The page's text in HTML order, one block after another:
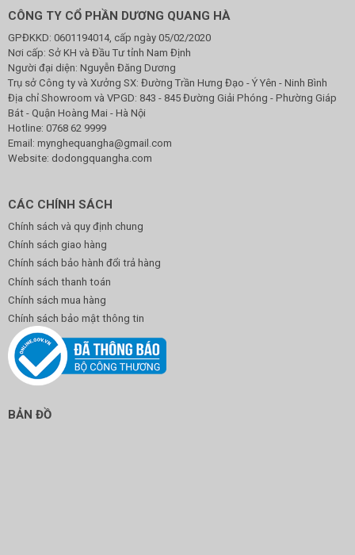
CÔNG TY CỔ PHẦN DƯƠNG QUANG HÀ
GPĐKKD: 0601194014, cấp ngày 05/02/2020
Nơi cấp: Sở KH và Đầu Tư tỉnh Nam Định
Người đại diện: Nguyễn Đăng Dương
Trụ sở Công ty và Xưởng SX: Đường Trần Hưng Đạo - Ý Yên - Ninh Bình
Địa chỉ Showroom và VPGD: 843 - 845 Đường Giải Phóng - Phường Giáp
Bát - Quận Hoàng Mai - Hà Nội
Hotline: 0768 62 9999
Email: mynghequangha@gmail.com
Website: dodongquangha.com
CÁC CHÍNH SÁCH
Chính sách và quy định chung
Chính sách giao hàng
Chính sách bảo hành đổi trả hàng
Chính sách thanh toán
Chính sách mua hàng
Chính sách bảo mật thông tin
BẢN ĐỒ